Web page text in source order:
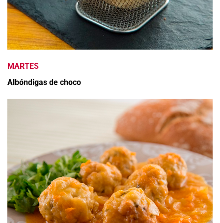
MARTES
Albóndigas de choco